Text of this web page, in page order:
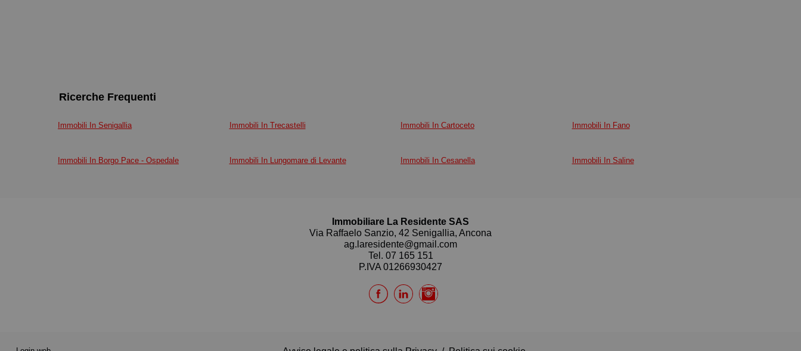
Ricerche Frequenti
Immobili In Senigallia Immobili In Trecastelli Immobili In Cartoceto Immobili In Fano
Immobili In Borgo Pace - Ospedale Immobili In Lungomare di Levante Immobili In Cesanella Immobili In Saline
Immobiliare La Residente SAS
Via Raffaelo Sanzio, 42 Senigallia, Ancona
ag.laresidente@gmail.com
Tel. 07 165 151
P.IVA 01266930427